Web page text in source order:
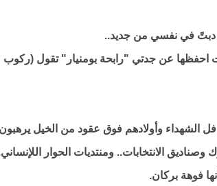
دبتً في نفسي من جديد..
احفظها عن جدتي "رابحة بومنيار" تقول (ركوب
الشهداء وأولادهم فوق عقود من الخيل
الانتخابات.. ومنتديات الحوار
فوهة بركان.